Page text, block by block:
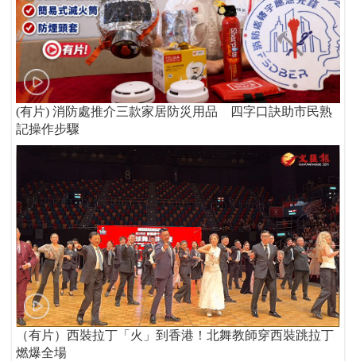
(有片) 消防處推介三款家居防災用品 四字口訣助市民熟
記操作步驟
（有片）西裝拉丁「火」到香港！北舞教師穿西裝跳拉丁
燃爆全場